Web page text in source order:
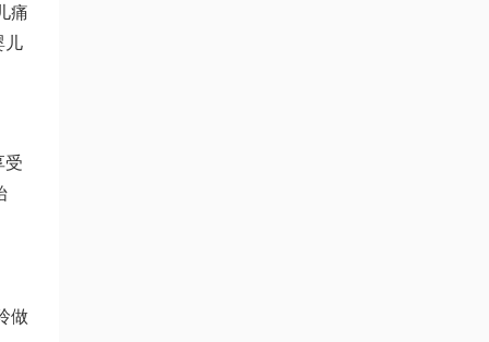
痛
儿
受
做